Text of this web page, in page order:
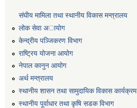
संघीय मामिला तथा स्थानीय विकास मन्त्रालय
लोक सेवा अायाेग
केन्द्रीय पञ्जिकरण विभाग
राष्ट्रिय योजना आयोग
नेपाल कानुन आयोग
अर्थ मन्त्रालय
स्थानीय शासन तथा सामुदायिक विकास कार्यक्रम
स्थानीय पूर्वाधार तथा कृषि सडक विभाग